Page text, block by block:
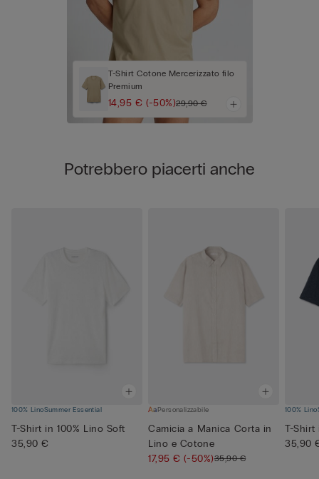
T-Shirt Cotone Mercerizzato filo
Premium
14,95 € (-50%)29,90 €
Potrebbero piacerti anche
100% LinoSummer Essential
T-Shirt in 100% Lino Soft
35,90 €
Personalizzabile
Camicia a Manica Corta in
Lino e Cotone
17,95 €(-50%)35,90 €
100% Lino
T-Shirt
35,90